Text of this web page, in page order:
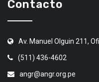
Contacto
Av. Manuel Olguin 211,
(511) 436-4602
angr@angr.org.pe